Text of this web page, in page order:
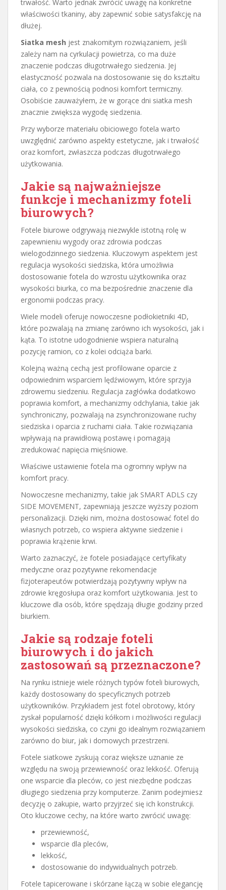
trwałość. Warto jednak zwrócić uwagę na konkretne
właściwości tkaniny, aby zapewnić sobie satysfakcję na
dłużej.
Siatka mesh jest znakomitym rozwiązaniem, jeśli
zależy nam na cyrkulacji powietrza, co ma duże
znaczenie podczas długotrwałego siedzenia. Jej
elastyczność pozwala na dostosowanie się do kształtu
ciała, co z pewnością podnosi komfort termiczny.
Osobiście zauważyłem, że w gorące dni siatka mesh
znacznie zwiększa wygodę siedzenia.
Przy wyborze materiału obiciowego fotela warto
uwzględnić zarówno aspekty estetyczne, jak i trwałość
oraz komfort, zwłaszcza podczas długotrwałego
użytkowania.
Jakie są najważniejsze
funkcje i mechanizmy foteli
biurowych?
Fotele biurowe odgrywają niezwykle istotną rolę w
zapewnieniu wygody oraz zdrowia podczas
wielogodzinnego siedzenia. Kluczowym aspektem jest
regulacja wysokości siedziska, która umożliwia
dostosowanie fotela do wzrostu użytkownika oraz
wysokości biurka, co ma bezpośrednie znaczenie dla
ergonomii podczas pracy.
Wiele modeli oferuje nowoczesne podłokietniki 4D,
które pozwalają na zmianę zarówno ich wysokości, jak i
kąta. To istotne udogodnienie wspiera naturalną
pozycję ramion, co z kolei odciąża barki.
Kolejną ważną cechą jest profilowane oparcie z
odpowiednim wsparciem lędźwiowym, które sprzyja
zdrowemu siedzeniu. Regulacja zagłówka dodatkowo
poprawia komfort, a mechanizmy odchylania, takie jak
synchroniczny, pozwalają na zsynchronizowane ruchy
siedziska i oparcia z ruchami ciała. Takie rozwiązania
wpływają na prawidłową postawę i pomagają
zredukować napięcia mięśniowe.
Właściwe ustawienie fotela ma ogromny wpływ na
komfort pracy.
Nowoczesne mechanizmy, takie jak SMART ADLS czy
SIDE MOVEMENT, zapewniają jeszcze wyższy poziom
personalizacji. Dzięki nim, można dostosować fotel do
własnych potrzeb, co wspiera aktywne siedzenie i
poprawia krążenie krwi.
Warto zaznaczyć, że fotele posiadające certyfikaty
medyczne oraz pozytywne rekomendacje
fizjoterapeutów potwierdzają pozytywny wpływ na
zdrowie kręgosłupa oraz komfort użytkowania. Jest to
kluczowe dla osób, które spędzają długie godziny przed
biurkiem.
Jakie są rodzaje foteli
biurowych i do jakich
zastosowań są przeznaczone?
Na rynku istnieje wiele różnych typów foteli biurowych,
każdy dostosowany do specyficznych potrzeb
użytkowników. Przykładem jest fotel obrotowy, który
zyskał popularność dzięki kółkom i możliwości regulacji
wysokości siedziska, co czyni go idealnym rozwiązaniem
zarówno do biur, jak i domowych przestrzeni.
Fotele siatkowe zyskują coraz większe uznanie ze
względu na swoją przewiewność oraz lekkość. Oferują
one wsparcie dla pleców, co jest niezbędne podczas
długiego siedzenia przy komputerze. Zanim podejmiesz
decyzję o zakupie, warto przyjrzeć się ich konstrukcji.
Oto kluczowe cechy, na które warto zwrócić uwagę:
przewiewność,
wsparcie dla pleców,
lekkość,
dostosowanie do indywidualnych potrzeb.
Fotele tapicerowane i skórzane łączą w sobie elegancję